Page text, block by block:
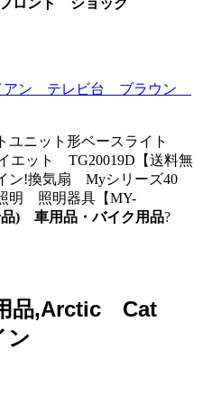
アン テレビ台 ブラウン
ニット形ベースライト
ット TG20019D【送料無
!換気扇 Myシリーズ40
明 照明器具【MY-
車用品・バイク用品?
品,Arctic Cat